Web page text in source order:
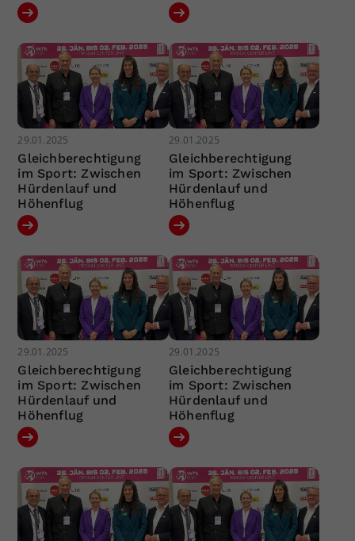
29.01.2025
Gleichberechtigung
im Sport: Zwischen
Hürdenlauf und
Höhenflug
29.01.2025
Gleichberechtigung
im Sport: Zwischen
Hürdenlauf und
Höhenflug
29.01.2025
Gleichberechtigung
im Sport: Zwischen
Hürdenlauf und
Höhenflug
29.01.2025
Gleichberechtigung
im Sport: Zwischen
Hürdenlauf und
Höhenflug